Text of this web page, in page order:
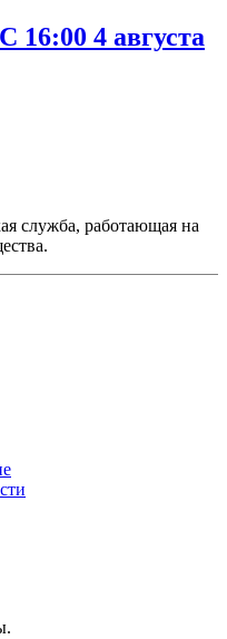
16:00 4 августа
служба, работающая на